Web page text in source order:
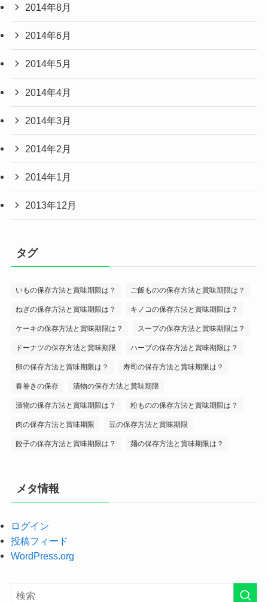
2014年8月
2014年6月
2014年5月
2014年4月
2014年3月
2014年2月
2014年1月
2013年12月
タグ
いもの保存方法と賞味期限は？ ご飯ものの保存方法と賞味期限は？
ねぎの保存方法と賞味期限は？ キノコの保存方法と賞味期限は？
ケーキの保存方法と賞味期限は？ スープの保存方法と賞味期限は？
ドーナツの保存方法と賞味期限 ハーブの保存方法と賞味期限は？
卵の保存方法と賞味期限は？ 寿司の保存方法と賞味期限は？
春巻きの保存 漬物の保存方法と賞味期限
漬物の保存方法と賞味期限は？ 粉ものの保存方法と賞味期限は？
肉の保存方法と賞味期限 豆の保存方法と賞味期限
餃子の保存方法と賞味期限は？ 麺の保存方法と賞味期限は？
メタ情報
ログイン
投稿フィード
WordPress.org